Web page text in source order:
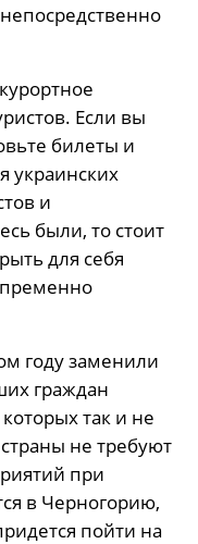
Если вы
билеты и
украинских
и
были, то стоит
для себя
году заменили
граждан
так и не
не требуют
при
в Черногорию,
пойти на